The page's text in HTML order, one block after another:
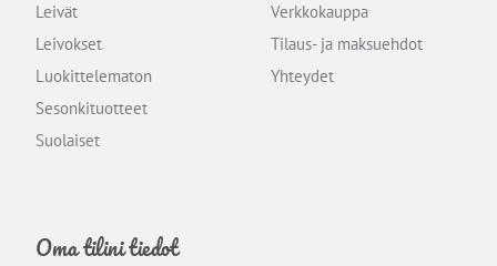
Leivät
Leivokset
Luokittelematon
Sesonkituotteet
Suolaiset
Verkkokauppa
Tilaus- ja maksuehdot
Yhteydet
Oma tilini tiedot